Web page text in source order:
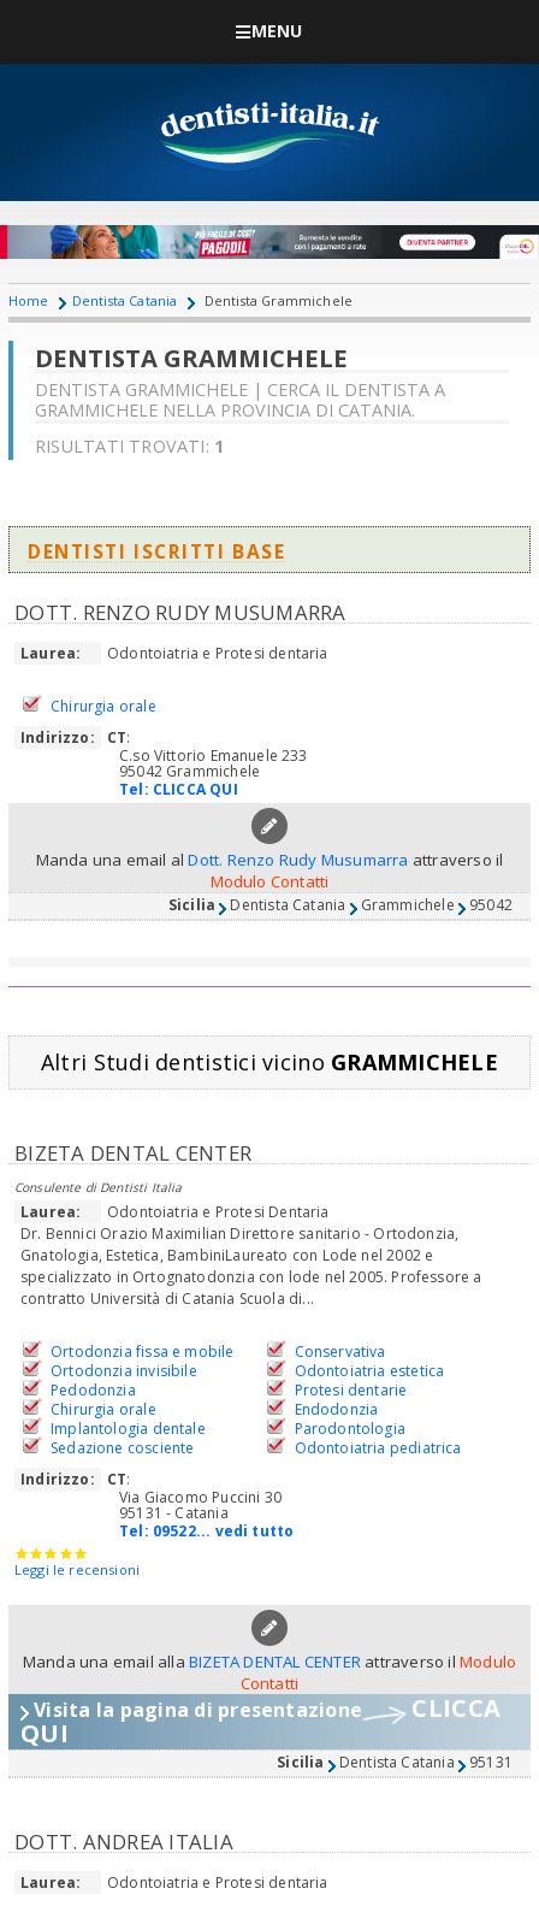
MENU
Home Dentista Catania Dentista Grammichele
DENTISTA GRAMMICHELE
DENTISTA GRAMMICHELE | CERCA IL DENTISTA A
GRAMMICHELE NELLA PROVINCIA DI CATANIA.
RISULTATI TROVATI: 1
DENTISTI ISCRITTI BASE
DOTT. RENZO RUDY MUSUMARRA
Laurea: Odontoiatria e Protesi dentaria
Chirurgia orale
Indirizzo:
CT:
C.so Vittorio Emanuele 233
95042 Grammichele
Tel: CLICCA QUI
Manda una email alDott. Renzo Rudy Musumarra attraverso il
Modulo Contatti
Sicilia Dentista Catania Grammichele 95042
Altri Studi dentistici vicino GRAMMICHELE
BIZETA DENTAL CENTER
Consulente di Dentisti Italia
Laurea:
Odontoiatria e Protesi Dentaria
Dr. Bennici Orazio Maximilian Direttore sanitario - Ortodonzia,
Gnatologia, Estetica, BambiniLaureato con Lode nel 2002 e
specializzato in Ortognatodonzia con lode nel 2005. Professore a
contratto Università di Catania Scuola di...
Ortodonzia fissa e mobile
Ortodonzia invisibile
Pedodonzia
Chirurgia orale
Implantologia dentale
Sedazione cosciente
Conservativa
Odontoiatria estetica
Protesi dentarie
Endodonzia
Parodontologia
Odontoiatria pediatrica
Indirizzo:
CT:
Via Giacomo Puccini 30
95131 - Catania
Tel: 09522... vedi tutto
Leggi le recensioni
Manda una email alla BIZETA DENTAL CENTERattraverso il Modulo
Contatti
Visita la pagina di presentazione CLICCA
QUI
Sicilia Dentista Catania 95131
DOTT. ANDREA ITALIA
Laurea:
Odontoiatria e Protesi dentaria